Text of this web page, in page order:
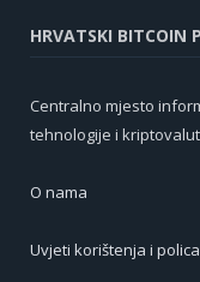
HRVATSKI BITCOIN
Centralno mjesto
tehnologije i
O nama
Uvjeti korištenja i